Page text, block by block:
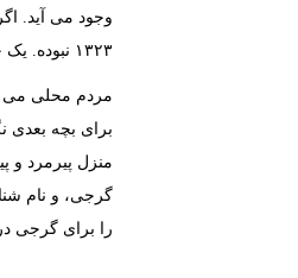
۱۳۲۳ نبوده. یک جای کار می لنگد.
مردم محلی می
برای بچه بعدی
منزل پیرمرد و
گرجی، و نام
را برای گرجی